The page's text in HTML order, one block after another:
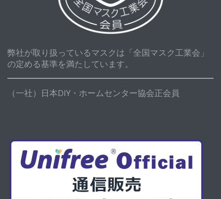
弊社が取り扱っているマスクは「全国マスク工業会」
の定める基準を満たしています。
（一社）日本DIY・ホームセンター協会正会員